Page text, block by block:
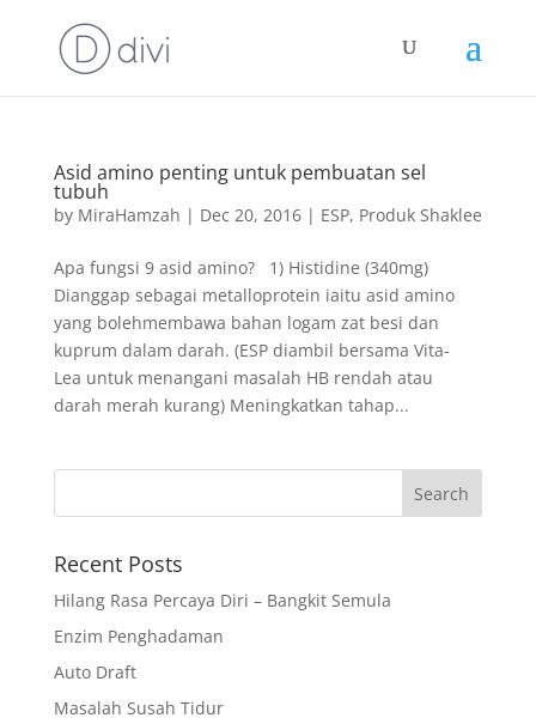
Asid amino penting untuk pembuatan sel
tubuh
by MiraHamzah | Dec 20, 2016| ESP, Produk Shaklee
Apa fungsi 9 asid amino? 1) Histidine (340mg)
Dianggap sebagai metalloprotein iaitu asid amino
yang bolehmembawa bahan logam zat besi dan
kuprum dalam darah. (ESP diambil bersama Vita-
Lea untuk menangani masalah HB rendah atau
darah merah kurang) Meningkatkan tahap...
Recent Posts
Hilang Rasa Percaya Diri – Bangkit Semula
Enzim Penghadaman
Auto Draft
Masalah Susah Tidur